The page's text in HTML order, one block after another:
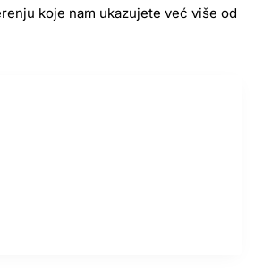
koje nam ukazujete već više od